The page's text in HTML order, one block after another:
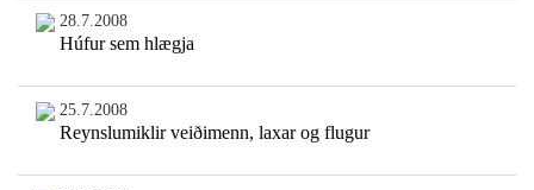
28.7.2008
Húfur sem hlægja
25.7.2008
Reynslumiklir veiðimenn, laxar og flugur